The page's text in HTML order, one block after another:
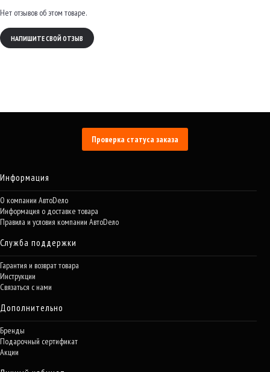
Нет отзывов об этом товаре.
НАПИШИТЕ СВОЙ ОТЗЫВ
Проверка статуса заказа
Информация
О компании АвтоDело
Информация о доставке товара
Правила и условия компании АвтоDело
Служба поддержки
Гарантия и возврат товара
Инструкции
Связаться с нами
Дополнительно
Бренды
Подарочный сертификат
Акции